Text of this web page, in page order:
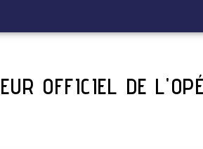
OFFICIEL DE